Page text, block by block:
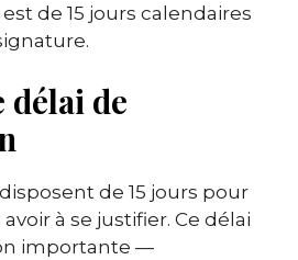
est de 15 jours calendaires
délai de
de 15 jours pour
à se justifier. Ce délai
importante —